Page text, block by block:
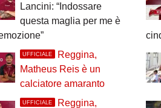
Lancini: “Indossare
questa maglia per me è
UFFICIALE
Reggina,
Matheus Reis è un
calciatore amaranto
UFFICIALE
Reggina,